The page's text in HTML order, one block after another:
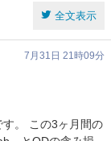
全文表示
7月31日 21時09分
。 この3ヶ月間の